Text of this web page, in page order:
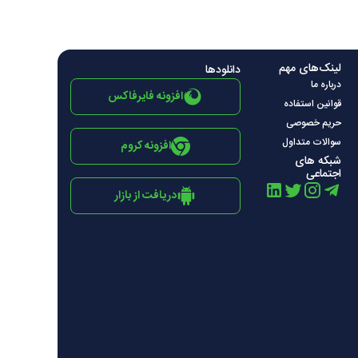
لینک‌های مهم
درباره ما
قوانین استفاده
حریم خصوصی
سوالات متداول
شبکه های
اجتماعی
دانلود‌ها
افزونه فایرفاکس
افزونه کروم
دریافت از بازار